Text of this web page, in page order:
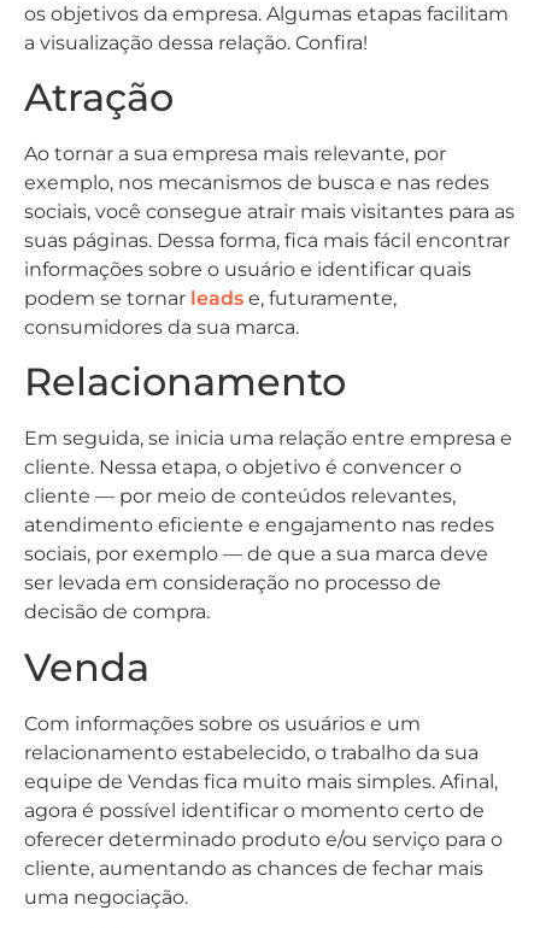
os objetivos da empresa. Algumas etapas facilitam
a visualização dessa relação. Confira!
Atração
Ao tornar a sua empresa mais relevante, por
exemplo, nos mecanismos de busca e nas redes
sociais, você consegue atrair mais visitantes para as
suas páginas. Dessa forma, fica mais fácil encontrar
informações sobre o usuário e identificar quais
podem se tornar leads e, futuramente,
consumidores da sua marca.
Relacionamento
Em seguida, se inicia uma relação entre empresa e
cliente. Nessa etapa, o objetivo é convencer o
cliente — por meio de conteúdos relevantes,
atendimento eficiente e engajamento nas redes
sociais, por exemplo — de que a sua marca deve
ser levada em consideração no processo de
decisão de compra.
Venda
Com informações sobre os usuários e um
relacionamento estabelecido, o trabalho da sua
equipe de Vendas fica muito mais simples. Afinal,
agora é possível identificar o momento certo de
oferecer determinado produto e/ou serviço para o
cliente, aumentando as chances de fechar mais
uma negociação.